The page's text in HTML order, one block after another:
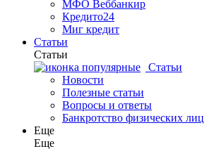
МФО Веббанкир
Кредито24
Миг кредит
Статьи
Статьи
Статьи
Новости
Полезные статьи
Вопросы и ответы
Банкротство физических лиц
Еще
Еще